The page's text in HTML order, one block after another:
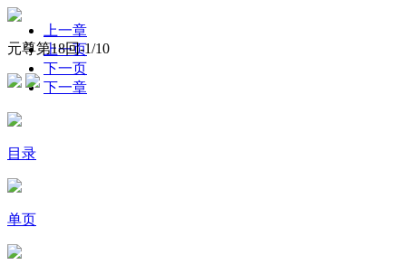
元尊第18回-1/10
上一章
上一页
下一页
下一章
目录
单页